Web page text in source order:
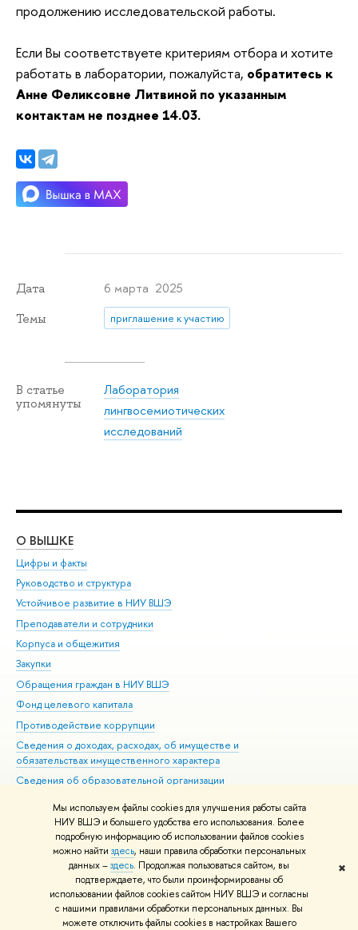
Мы используем файлы cookies для улучшения работы сайта
НИУ ВШЭ и большего удобства его использования. Более
подробную информацию об использовании файлов cookies
можно найти здесь, наши правила обработки персональных
данных –здесь. Продолжая пользоваться сайтом, вы
подтверждаете, что были проинформированы об
использовании файлов cookies сайтом НИУ ВШЭ и согласны
с нашими правилами обработки персональных данных. Вы
можете отключить файлы cookies в настройках Вашего
✖
продолжению исследовательской работы.
Если Вы соответствуете критериям отбора и хотите
работать в лаборатории, пожалуйста, обратитесь к
Анне Феликсовне Литвиной по указанным
контактам не позднее 14.03.
Дата 6 марта 2025
Темы приглашение к участию
В статье
упомянуты
Лаборатория
лингвосемиотических
исследований
О ВЫШКЕ
Цифры и факты
Руководство и структура
Устойчивое развитие в НИУ ВШЭ
Преподаватели и сотрудники
Корпуса и общежития
Закупки
Обращения граждан в НИУ ВШЭ
Фонд целевого капитала
Противодействие коррупции
Сведения о доходах, расходах, об имуществе и
обязательствах имущественного характера
Сведения об образовательной организации
Людям с ограниченными возможностями здоровья
Единая платежная страница
Работа в Вышке
© НИУ ВШЭ 1993–2026 Адреса и контакты Условия использования
материалов Политика конфиденциальности Карта сайта
Шрифты HSE Sans и HSE Slab разработаны вШколе дизайна НИУ ВШЭ